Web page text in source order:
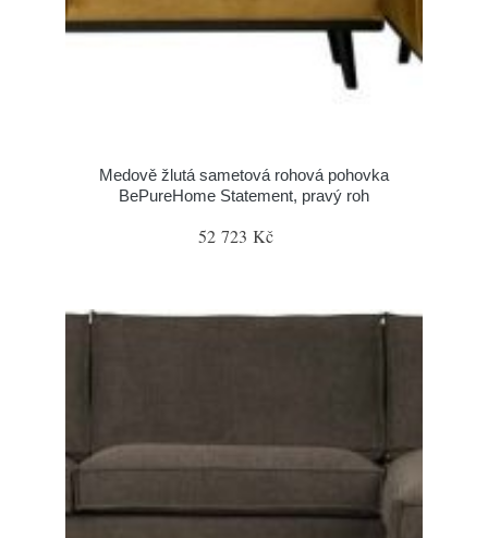
Medově žlutá sametová rohová pohovka
BePureHome Statement, pravý roh
52 723 Kč